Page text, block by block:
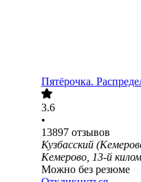
Пятёрочка.
3.6
•
13897 отзывов
Кузбасский
Кемерово, 13-й
Можно без резюме